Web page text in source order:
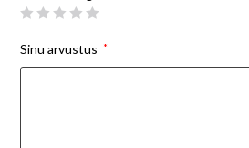
Sinu arvustus *